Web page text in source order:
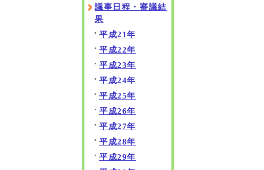
議事日程・審議結
果
平成21年
平成22年
平成23年
平成24年
平成25年
平成26年
平成27年
平成28年
平成29年